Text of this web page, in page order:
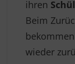
ihren
Beim
wieder